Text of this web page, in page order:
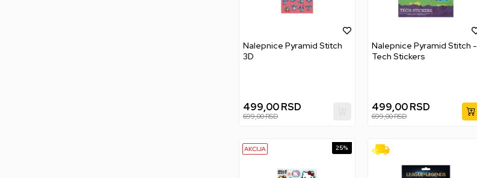
Nalepnice Pyramid Stitch
3D
499,00RSD
699,00RSD
Nalepnice Pyramid Stitch -
Tech Stickers
499,00 RSD
699,00RSD
25%